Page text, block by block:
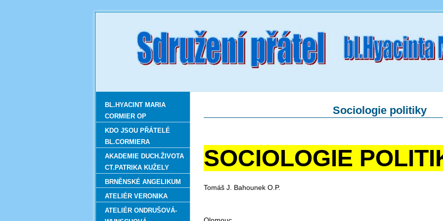
Sociologie politiky
SOCIOLOGIE
Tomáš J. Bahounek O.P.
BL.HYACINT MARIA
CORMIER OP
KDO JSOU PŘÁTELÉ
BL.CORMIERA
AKADEMIE DUCH.ŽIVOTA
CT.PATRIKA KUŽELY
BRNĚNSKÉ ANGELIKUM
ATELIÉR VERONIKA
ATELIÉR ONDRUŠOVÁ-